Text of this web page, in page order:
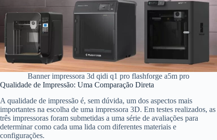
Banner impressora 3d qidi q1 pro flashforge a5m pro
Qualidade de Impressão: Uma Comparação Direta
A qualidade de impressão é, sem dúvida, um dos aspectos mais
importantes na escolha de uma impressora 3D. Em testes realizados, as
três impressoras foram submetidas a uma série de avaliações para
determinar como cada uma lida com diferentes materiais e
configurações.